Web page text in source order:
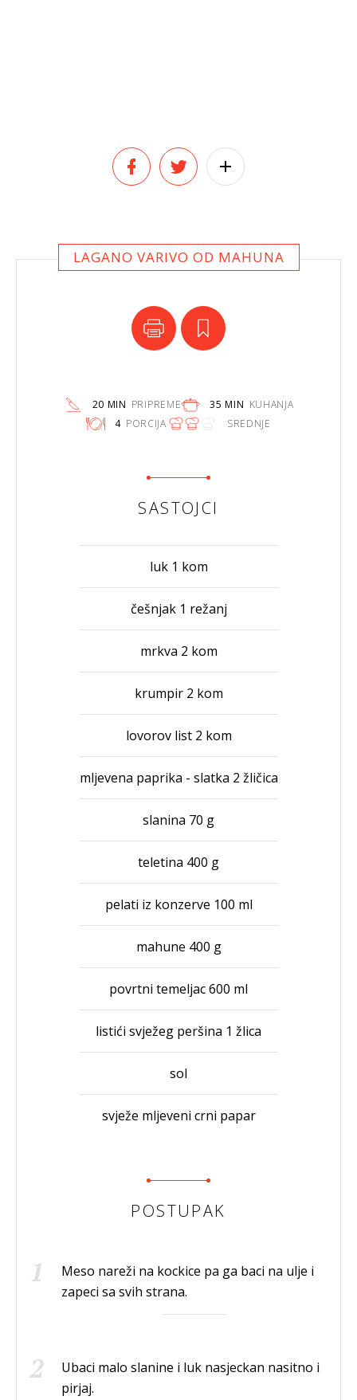
LAGANO VARIVO OD MAHUNA
20 MIN PRIPREME 35 MIN KUHANJA
4 PORCIJA SREDNJE
SASTOJCI
luk 1 kom
češnjak 1 režanj
mrkva 2 kom
krumpir 2 kom
lovorov list 2 kom
mljevena paprika - slatka 2 žličica
slanina 70 g
teletina 400 g
pelati iz konzerve 100 ml
mahune 400 g
povrtni temeljac 600 ml
listići svježeg peršina 1 žlica
sol
svježe mljeveni crni papar
POSTUPAK
Meso nareži na kockice pa ga baci na ulje i
zapeci sa svih strana.
Ubaci malo slanine i luk nasjeckan nasitno i
pirjaj.